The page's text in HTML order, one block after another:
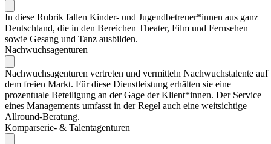
In diese Rubrik fallen Kinder- und Jugendbetreuer*innen aus ganz
Deutschland, die in den Bereichen Theater, Film und Fernsehen
sowie Gesang und Tanz ausbilden.
Nachwuchsagenturen
Nachwuchsagenturen vertreten und vermitteln Nachwuchstalente auf
dem freien Markt. Für diese Dienstleistung erhälten sie eine
prozentuale Beteiligung an der Gage der Klient*innen. Der Service
eines Managements umfasst in der Regel auch eine weitsichtige
Allround-Beratung.
Komparserie- & Talentagenturen